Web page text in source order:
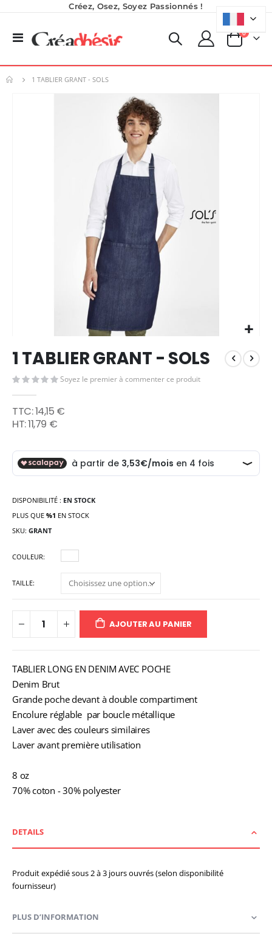
Créez, Osez, Soyez Passionnés !
Basculer
Panier
0produits
1 TABLIER GRANT - SOLS
to
the
beginning
of
the
images
gallery
1 TABLIER GRANT - SOLS
Soyez le premier à commenter ce produit
14,15 €
11,79 €
DISPONIBILITÉ : EN STOCK
PLUS QUE %1 EN STOCK
SKU GRANT
COULEUR
TAILLE
AJOUTER AU PANIER
TABLIER LONG EN DENIM AVEC POCHE
Denim Brut
Grande poche devant à double compartiment
Encolure réglable par boucle métallique
Laver avec des couleurs similaires
Laver avant première utilisation
8 oz
70% coton - 30% polyester
DETAILS
Produit expédié sous 2 à 3 jours ouvrés (selon disponibilité
fournisseur)
PLUS D’INFORMATION